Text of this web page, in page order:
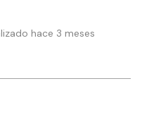
hace 3 meses